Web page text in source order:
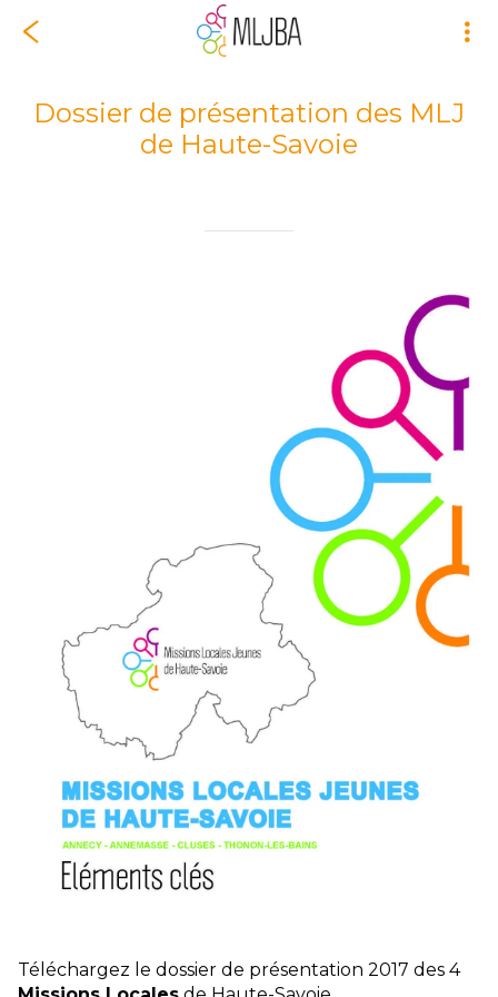
Dossier de présentation des MLJ
de Haute-Savoie
Téléchargez le dossier de présentation 2017 des 4